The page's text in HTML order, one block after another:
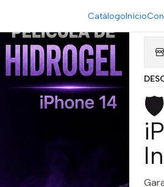
CatálogoInício